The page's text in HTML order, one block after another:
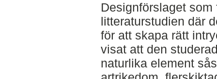
Designförslaget
litteraturstudien där
för att skapa rätt
visat att den
naturlika element